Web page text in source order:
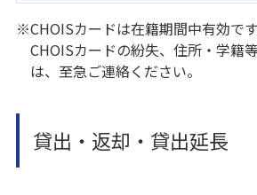
※CHOISカードは在籍期間中有効です
CHOISカードの紛失、住所・学籍
は、至急ご連絡ください。
貸出・返却・貸出延長